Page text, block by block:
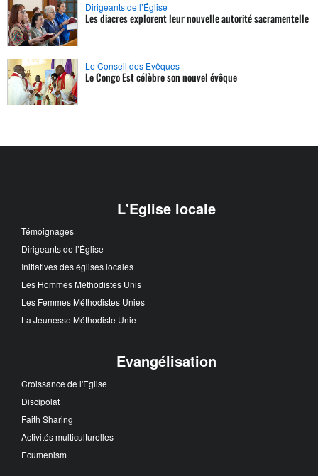
Dirigeants de l’Église
Les diacres explorent leur nouvelle autorité sacramentelle
Le Conseil des Evêques
Le Congo Est célèbre son nouvel évêque
L'Eglise locale
Témoignages
Dirigeants de l’Église
Initiatives des églises locales
Les Hommes Méthodistes Unis
Les Femmes Méthodistes Unies
La Jeunesse Méthodiste Unie
Evangélisation
Croissance de l'Eglise
Discipolat
Faith Sharing
Activités multiculturelles
Ecumenism